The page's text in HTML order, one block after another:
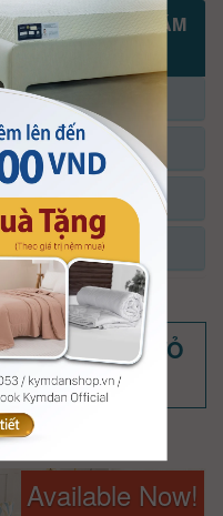
KHAI TRƯƠNG NĂM
BẮC
TRUNG
CHÍ MINH
NAM BỘ
(CÓ VỎ
Available Now!